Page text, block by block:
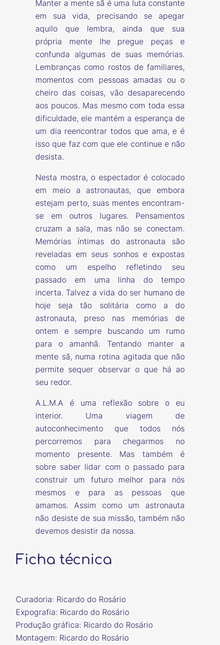
Manter a mente sã é uma luta constante
em sua vida, precisando se apegar
aquilo que lembra, ainda que sua
própria mente lhe pregue peças e
confunda algumas de suas memórias.
Lembranças como rostos de familiares,
momentos com pessoas amadas ou o
cheiro das coisas, vão desaparecendo
aos poucos. Mas mesmo com toda essa
dificuldade, ele mantém a esperança de
um dia reencontrar todos que ama, e é
isso que faz com que ele continue e não
desista.
Nesta mostra, o espectador é colocado
em meio a astronautas, que embora
estejam perto, suas mentes encontram-
se em outros lugares. Pensamentos
cruzam a sala, mas não se conectam.
Memórias íntimas do astronauta são
reveladas em seus sonhos e expostas
como um espelho refletindo seu
passado em uma linha do tempo
incerta. Talvez a vida do ser humano de
hoje seja tão solitária como a do
astronauta, preso nas memórias de
ontem e sempre buscando um rumo
para o amanhã. Tentando manter a
mente sã, numa rotina agitada que não
permite sequer observar o que há ao
seu redor.
A.L.M.A é uma reflexão sobre o eu
interior. Uma viagem de
autoconhecimento que todos nós
percorremos para chegarmos no
momento presente. Mas também é
sobre saber lidar com o passado para
construir um futuro melhor para nós
mesmos e para as pessoas que
amamos. Assim como um astronauta
não desiste de sua missão, também não
devemos desistir da nossa.
Ficha técnica
Curadoria: Ricardo do Rosário
Expografia: Ricardo do Rosário
Produção gráfica: Ricardo do Rosário
Montagem: Ricardo do Rosário